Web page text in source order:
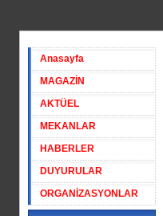
Anasayfa
MAGAZİN
AKTÜEL
MEKANLAR
HABERLER
DUYURULAR
ORGANİZASYONLAR